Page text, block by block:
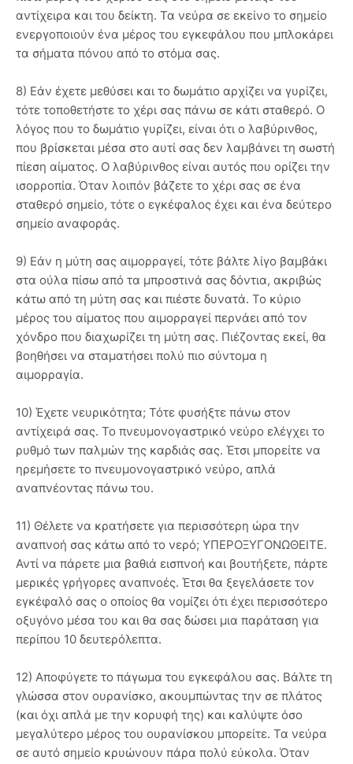
αντίχειρα και του δείκτη. Τα νεύρα σε εκείνο το σημείο
ενεργοποιούν ένα μέρος του εγκεφάλου που μπλοκάρει
τα σήματα πόνου από το στόμα σας.
8) Εάν έχετε μεθύσει και το δωμάτιο αρχίζει να γυρίζει,
τότε τοποθετήστε το χέρι σας πάνω σε κάτι σταθερό. Ο
λόγος που το δωμάτιο γυρίζει, είναι ότι ο λαβύρινθος,
που βρίσκεται μέσα στο αυτί σας δεν λαμβάνει τη σωστή
πίεση αίματος. Ο λαβύρινθος είναι αυτός που ορίζει την
ισορροπία. Όταν λοιπόν βάζετε το χέρι σας σε ένα
σταθερό σημείο, τότε ο εγκέφαλος έχει και ένα δεύτερο
σημείο αναφοράς.
9) Εάν η μύτη σας αιμορραγεί, τότε βάλτε λίγο βαμβάκι
στα ούλα πίσω από τα μπροστινά σας δόντια, ακριβώς
κάτω από τη μύτη σας και πιέστε δυνατά. Το κύριο
μέρος του αίματος που αιμορραγεί περνάει από τον
χόνδρο που διαχωρίζει τη μύτη σας. Πιέζοντας εκεί, θα
βοηθήσει να σταματήσει πολύ πιο σύντομα η
αιμορραγία.
10) Έχετε νευρικότητα; Τότε φυσήξτε πάνω στον
αντίχειρά σας. Το πνευμονογαστρικό νεύρο ελέγχει το
ρυθμό των παλμών της καρδιάς σας. Έτσι μπορείτε να
ηρεμήσετε το πνευμονογαστρικό νεύρο, απλά
αναπνέοντας πάνω του.
11) Θέλετε να κρατήσετε για περισσότερη ώρα την
αναπνοή σας κάτω από το νερό; ΥΠΕΡΟΞΥΓΟΝΩΘΕΙΤΕ.
Αντί να πάρετε μια βαθιά εισπνοή και βουτήξετε, πάρτε
μερικές γρήγορες αναπνοές. Έτσι θα ξεγελάσετε τον
εγκέφαλό σας ο οποίος θα νομίζει ότι έχει περισσότερο
οξυγόνο μέσα του και θα σας δώσει μια παράταση για
περίπου 10 δευτερόλεπτα.
12) Αποφύγετε το πάγωμα του εγκεφάλου σας. Βάλτε τη
γλώσσα στον ουρανίσκο, ακουμπώντας την σε πλάτος
(και όχι απλά με την κορυφή της) και καλύψτε όσο
μεγαλύτερο μέρος του ουρανίσκου μπορείτε. Τα νεύρα
σε αυτό σημείο κρυώνουν πάρα πολύ εύκολα. Όταν